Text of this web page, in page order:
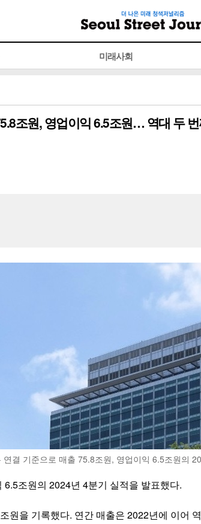
미래사회
조원, 영업이익 6.5조원… 역대 두
연결 기준으로 매출 75.8조원, 영업이익 6.5조원의
조원의 2024년 4분기 실적을 발표했다.
원을 기록했다. 연간 매출은 2022년에 이어